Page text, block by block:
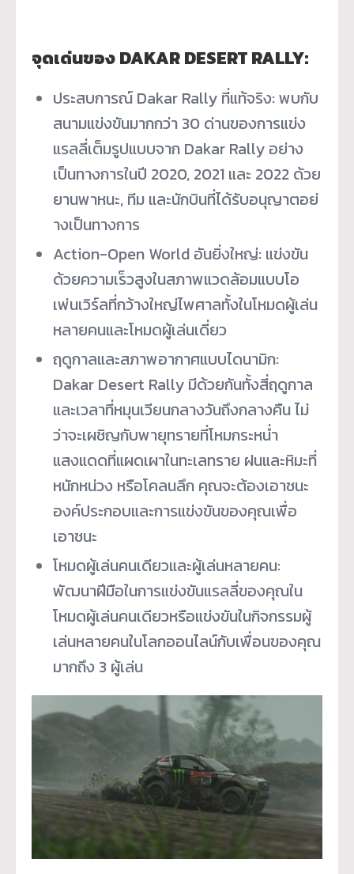
จุดเด่นของ DAKAR DESERT RALLY:
ประสบการณ์ Dakar Rally ที่แท้จริง: พบกับ
สนามแข่งขันมากกว่า 30 ด่านของการแข่ง
แรลลี่เต็มรูปแบบจาก Dakar Rally อย่าง
เป็นทางการในปี 2020, 2021 และ 2022 ด้วย
ยานพาหนะ, ทีม และนักบินที่ได้รับอนุญาตอย่
างเป็นทางการ
Action-Open World อันยิ่งใหญ่: แข่งขัน
ด้วยความเร็วสูงในสภาพแวดล้อมแบบโอ
เพ่นเวิร์ลที่กว้างใหญ่ไพศาลทั้งในโหมดผู้เล่น
หลายคนและโหมดผู้เล่นเดี่ยว
ฤดูกาลและสภาพอากาศแบบไดนามิก:
Dakar Desert Rally มีด้วยกันทั้งสี่ฤดูกาล
และเวลาที่หมุนเวียนกลางวันถึงกลางคืน ไม่
ว่าจะเผชิญกับพายุทรายที่โหมกระหน่ำ
แสงแดดที่แผดเผาในทะเลทราย ฝนและหิมะที่
หนักหน่วง หรือโคลนลึก คุณจะต้องเอาชนะ
องค์ประกอบและการแข่งขันของคุณเพื่อ
เอาชนะ
โหมดผู้เล่นคนเดียวและผู้เล่นหลายคน:
พัฒนาฝีมือในการแข่งขันแรลลี่ของคุณใน
โหมดผู้เล่นคนเดียวหรือแข่งขันในกิจกรรมผู้
เล่นหลายคนในโลกออนไลน์กับเพื่อนของคุณ
มากถึง 3 ผู้เล่น